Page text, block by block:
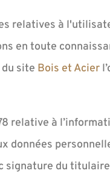
relatives à
en toute
site Bois et Acier
relative à
données
signature du